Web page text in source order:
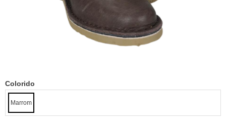
Colorido
Marrom